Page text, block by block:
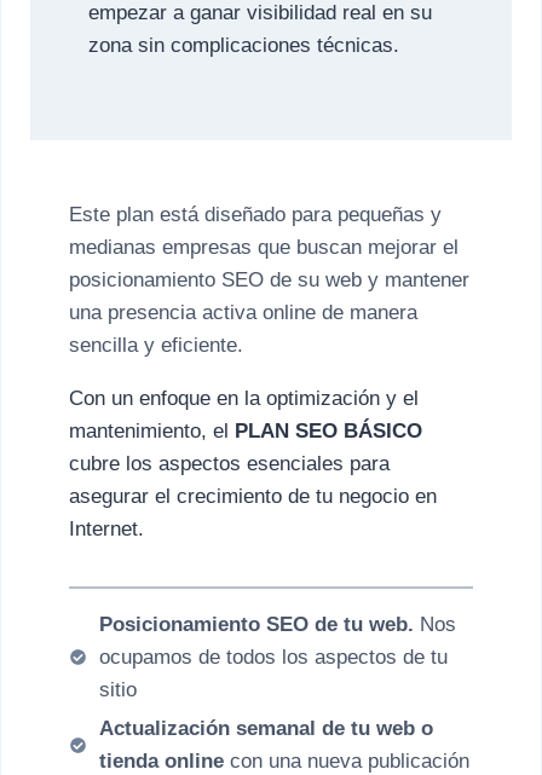
empezar a ganar visibilidad real en su
zona sin complicaciones técnicas.
Este plan está diseñado para pequeñas y
medianas empresas que buscan mejorar el
posicionamiento SEO de su web y mantener
una presencia activa online de manera
sencilla y eficiente.
Con un enfoque en la optimización y el
mantenimiento, el
PLAN SEO BÁSICO
cubre los aspectos esenciales para
asegurar el crecimiento de tu negocio en
Internet.
Posicionamiento SEO de tu web. Nos
ocupamos de todos los aspectos de tu
sitio
Actualización semanal de tu web o
tienda online con una nueva publicación